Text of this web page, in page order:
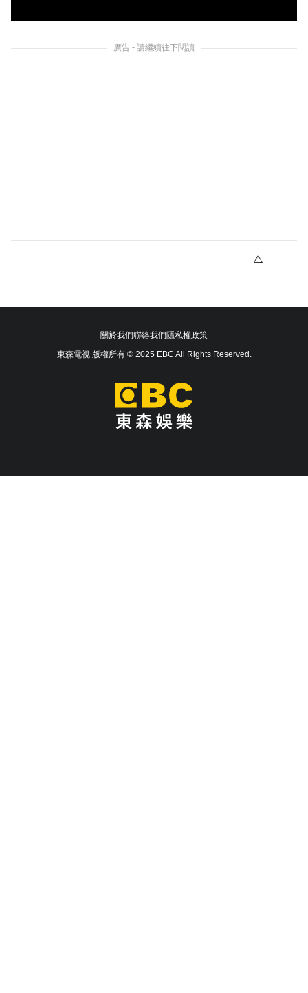
廣告 - 請繼續往下閱讀
關於我們聯絡我們隱私權政策
東森電視 版權所有 © 2025 EBC All Rights Reserved.